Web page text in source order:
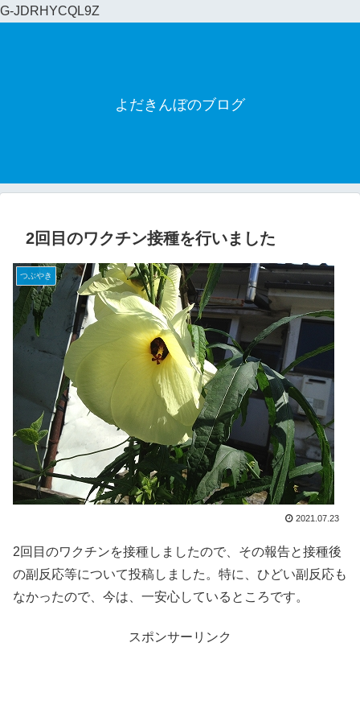
G-JDRHYCQL9Z
よだきんぼのブログ
2回目のワクチン接種を行いました
つぶやき
2021.07.23
2回目のワクチンを接種しましたので、その報告と接種後
の副反応等について投稿しました。特に、ひどい副反応も
なかったので、今は、一安心しているところです。
スポンサーリンク